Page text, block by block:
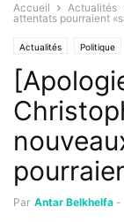
Accueil Actualités
attentats pourraient
Actualités Politique
Par Antar Belkhelfa -